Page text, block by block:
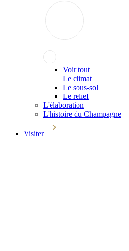
Voir tout
Le climat
Le sous-sol
Le relief
L'élaboration
L'histoire du Champagne
Visiter